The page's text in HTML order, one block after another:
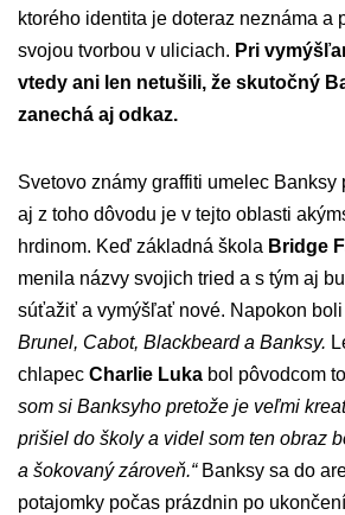
ktorého identita je doteraz neznáma a
svojou tvorbou v uliciach. Pri
vtedy ani len netušili, že skutočný
zanechá aj odkaz.
Svetovo známy graffiti umelec Banksy
aj z toho dôvodu je v tejto oblasti
hrdinom. Keď základná škola Bridge
menila názvy svojich tried a s tým aj
súťažiť a vymýšľať nové. Napokon
Brunel, Cabot, Blackbeard a Banksy.
chlapec Charlie Luka bol pôvodcom
som si Banksyho pretože je veľmi
prišiel do školy a videl som ten obraz
a šokovaný zároveň.“Banksy sa do
potajomky počas prázdnin po